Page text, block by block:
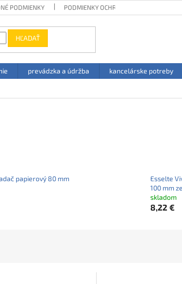
PODMIENKY PODMIENKY OCHRANY OSOBNÝCH ÚDAJOV
HĽADAŤ
prevádzka a údržba kancelárske potreby
papierový 80 mm
Esselte
100 mm
skladom
8,22 €